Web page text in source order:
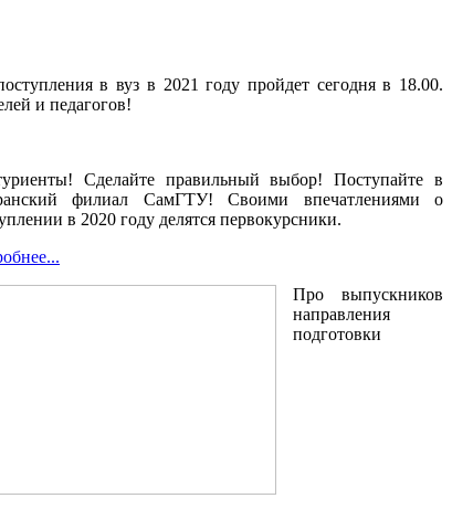
в вуз в 2021 году пройдет сегодня в 18.00.
и педагогов!
Сделайте правильный выбор! Поступайте в
филиал СамГТУ! Своими впечатлениями о
в 2020 году делятся первокурсники.
Про выпускников
направления
подготовки